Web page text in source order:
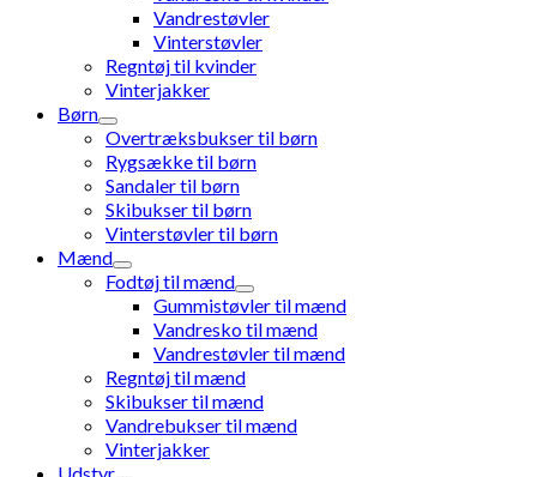
Vandrestøvler
Vinterstøvler
Regntøj til kvinder
Vinterjakker
Børn
Overtræksbukser til børn
Rygsække til børn
Sandaler til børn
Skibukser til børn
Vinterstøvler til børn
Mænd
Fodtøj til mænd
Gummistøvler til mænd
Vandresko til mænd
Vandrestøvler til mænd
Regntøj til mænd
Skibukser til mænd
Vandrebukser til mænd
Vinterjakker